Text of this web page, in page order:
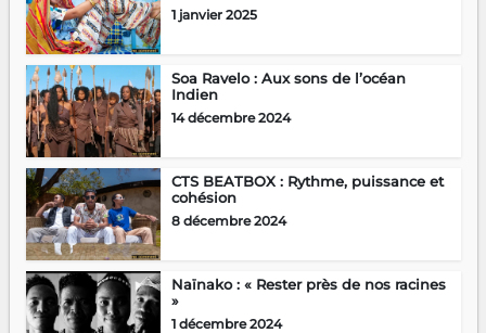
1 janvier 2025
Soa Ravelo : Aux sons de l’océan
Indien
14 décembre 2024
CTS BEATBOX : Rythme, puissance et
cohésion
8 décembre 2024
Naïnako : « Rester près de nos racines
»
1 décembre 2024